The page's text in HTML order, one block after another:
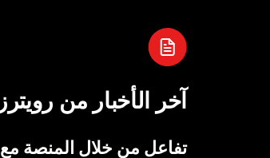
آخر الأخبار من رويترز
تفاعل من خلال المنصة مع